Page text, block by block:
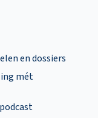
en dossiers
mét